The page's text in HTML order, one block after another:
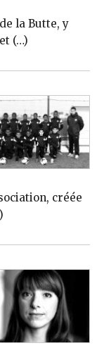
la Butte, y
(…)
créée